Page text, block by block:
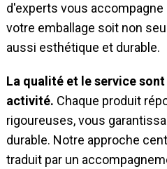
d'experts vous accompagne
votre emballage soit non
aussi esthétique et durable.
La qualité et le service
activité. Chaque produit
rigoureuses, vous
durable. Notre approche
traduit par un